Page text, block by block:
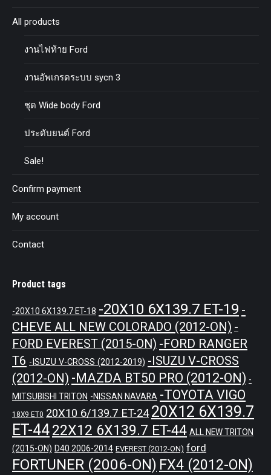
All products
งานไฟท้าย Ford
งานอัพเกรดระบบ sycn 3
ชุด Wide body Ford
ประดับยนต์ Ford
Sale!
Confirm payment
My account
Contact
Product tags
-20X10 6X139.7 ET-18 -20X10 6X139.7 ET-19 -
CHEVE ALL NEW COLORADO (2012-ON) -
FORD EVEREST (2015-ON) -FORD RANGER
T6 -ISUZU V-CROSS (2012-2019) -ISUZU V-CROSS
(2012-ON) -MAZDA BT50 PRO (2012-ON) -
MITSUBISHI TRITON -NISSAN NAVARA -TOYOTA VIGO
18X9 ET0 20X10 6/139.7 ET-24 20X12 6X139.7
ET-4422X12 6X139.7 ET-44 ALL NEW TRITON
(2015-ON) D40 2006-2014 EVEREST (2012-ON) ford
FORTUNER (2006-ON) FX4 (2012-ON)